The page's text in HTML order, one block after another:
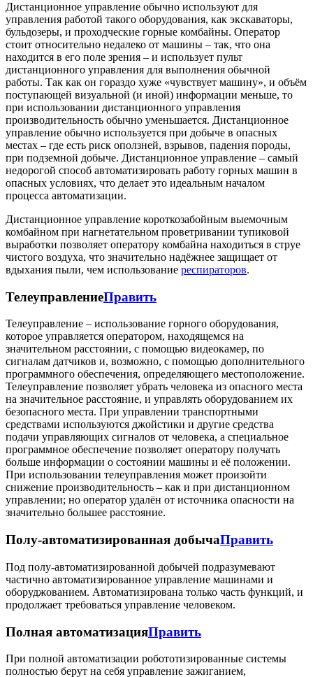
Дистанционное управление обычно используют для
управления работой такого оборудования, как экскаваторы,
бульдозеры, и проходческие горные комбайны. Оператор
стоит относительно недалеко от машины – так, что она
находится в его поле зрения – и использует пульт
дистанционного управления для выполнения обычной
работы. Так как он гораздо хуже «чувствует машину», и объём
поступающей визуальной (и иной) информации меньше, то
при использовании дистанционного управления
производительность обычно уменьшается. Дистанционное
управление обычно используется при добыче в опасных
местах – где есть риск оползней, взрывов, падения породы,
при подземной добыче. Дистанционное управление – самый
недорогой способ автоматизировать работу горных машин в
опасных условиях, что делает это идеальным началом
процесса автоматизации.
Дистанционное управление короткозабойным выемочным
комбайном при нагнетательном проветривании тупиковой
выработки позволяет оператору комбайна находиться в струе
чистого воздуха, что значительно надёжнее защищает от
вдыхания пыли, чем использование респираторов.
ТелеуправлениеПравить
Телеуправление – использование горного оборудования,
которое управляется оператором, находящемся на
значительном расстоянии, с помощью видеокамер, по
сигналам датчиков и, возможно, с помощью дополнительного
программного обеспечения, определяющего местоположение.
Телеуправление позволяет убрать человека из опасного места
на значительное расстояние, и управлять оборудованием их
безопасного места. При управлении транспортными
средствами используются джойстики и другие средства
подачи управляющих сигналов от человека, а специальное
программное обеспечение позволяет оператору получать
больше информации о состоянии машины и её положении.
При использовании телеуправления может произойти
снижение производительность – как и при дистанционном
управлении; но оператор удалён от источника опасности на
значительно большее расстояние.
Полу-автоматизированная добычаПравить
Под полу-автоматизированной добычей подразумевают
частично автоматизированное управление машинами и
оборуджованием. Автоматизирована только часть функций, и
продолжает требоваться управление человеком.
Полная автоматизацияПравить
При полной автоматизации робототизированные системы
полностью берут на себя управление зажиганием,